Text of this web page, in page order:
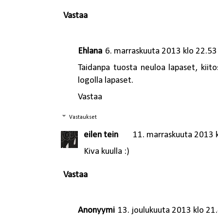
Vastaa
Ehlana 6. marraskuuta 2013 klo 22.53
Taidanpa tuosta neuloa lapaset,
logolla lapaset.
Vastaa
Vastaukset
eilen tein
11. marraskuuta 2013
Kiva kuulla :)
Vastaa
Anonyymi 13. joulukuuta 2013 klo